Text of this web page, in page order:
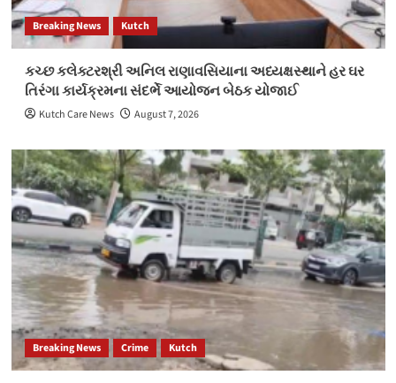
Breaking News Kutch
કચ્છ કલેક્ટરશ્રી અનિલ રાણાવસિયાના અધ્યક્ષસ્થાને હર ઘર
તિરંગા કાર્યક્રમના સંદર્ભે આયોજન બેઠક યોજાઈ
Kutch Care News August 7, 2026
Breaking News Crime Kutch